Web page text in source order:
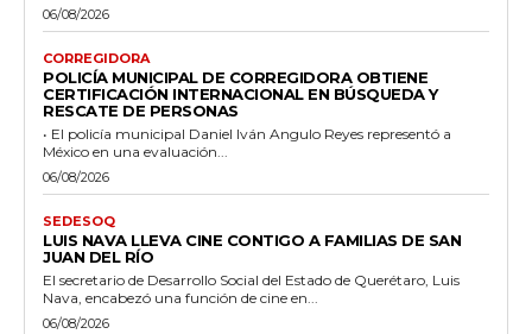
06/08/2026
CORREGIDORA
POLICÍA MUNICIPAL DE CORREGIDORA OBTIENE
CERTIFICACIÓN INTERNACIONAL EN BÚSQUEDA Y
RESCATE DE PERSONAS
• El policía municipal Daniel Iván Angulo Reyes representó a
México en una evaluación...
06/08/2026
SEDESOQ
LUIS NAVA LLEVA CINE CONTIGO A FAMILIAS DE SAN
JUAN DEL RÍO
El secretario de Desarrollo Social del Estado de Querétaro, Luis
Nava, encabezó una función de cine en...
06/08/2026